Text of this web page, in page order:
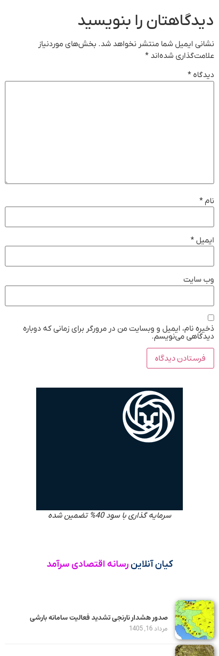
دیدگاهتان را بنویسید
نشانی ایمیل شما منتشر نخواهد شد. بخش‌های موردنیاز
علامت‌گذاری شده‌اند *
دیدگاه *
نام *
ایمیل *
وب‌ سایت
ذخیره نام، ایمیل و وبسایت من در مرورگر برای زمانی که دوباره
دیدگاهی می‌نویسم.
سرمایه گذاری با سود 40% تضمین شده
کیان آنلاین رسانه اقتصادی سرآمد
صدور هشدار نارنجی تشدید فعالیت سامانه بارشی
مرداد 16, 1405